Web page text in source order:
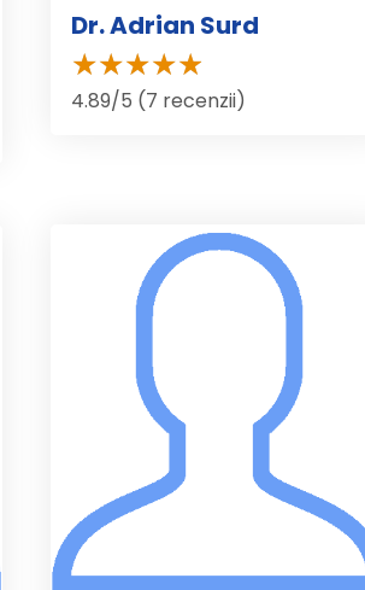
Dr. Adrian Surd
4.89/5 (7 recenzii)